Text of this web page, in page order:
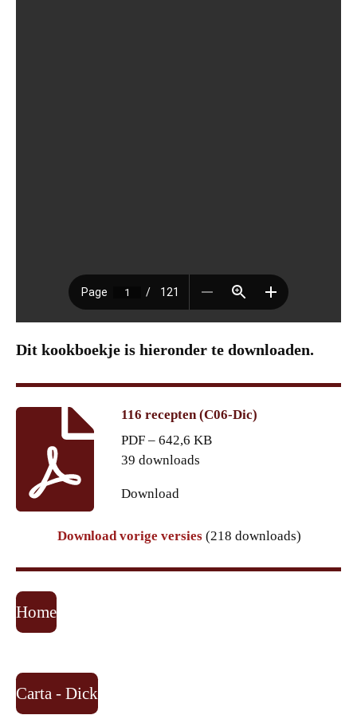
Dit kookboekje is hieronder te downloaden.
116 recepten (C06-Dic)
PDF – 642,6 KB
39 downloads
Download
Download vorige versies (218 downloads)
Home
Carta - Dick